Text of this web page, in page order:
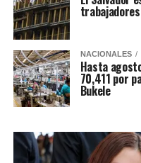
NACIONALES
Hasta
70,411 por
Bukele